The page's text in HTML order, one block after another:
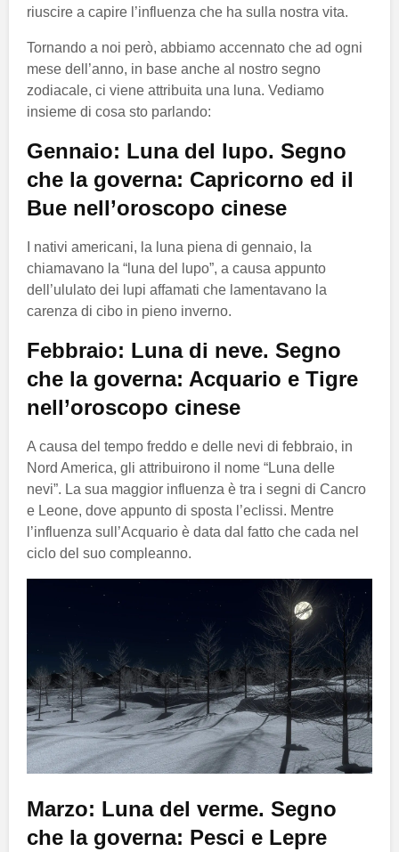
riuscire a capire l’influenza che ha sulla nostra vita.
Tornando a noi però, abbiamo accennato che ad ogni
mese dell’anno, in base anche al nostro segno
zodiacale, ci viene attribuita una luna. Vediamo
insieme di cosa sto parlando:
Gennaio: Luna del lupo. Segno
che la governa: Capricorno ed il
Bue nell’oroscopo cinese
I nativi americani, la luna piena di gennaio, la
chiamavano la “luna del lupo”, a causa appunto
dell’ululato dei lupi affamati che lamentavano la
carenza di cibo in pieno inverno.
Febbraio: Luna di neve. Segno
che la governa: Acquario e Tigre
nell’oroscopo cinese
A causa del tempo freddo e delle nevi di febbraio, in
Nord America, gli attribuirono il nome “Luna delle
nevi”. La sua maggior influenza è tra i segni di Cancro
e Leone, dove appunto di sposta l’eclissi. Mentre
l’influenza sull’Acquario è data dal fatto che cada nel
ciclo del suo compleanno.
Marzo: Luna del verme. Segno
che la governa: Pesci e Lepre